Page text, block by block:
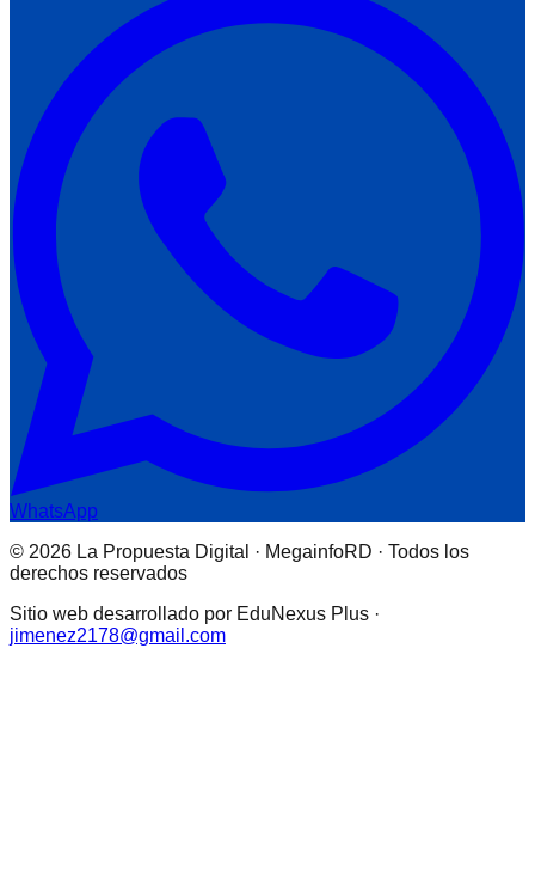
WhatsApp
© 2026 La Propuesta Digital · MegainfoRD · Todos los
derechos reservados
Sitio web desarrollado por EduNexus Plus ·
jimenez2178@gmail.com